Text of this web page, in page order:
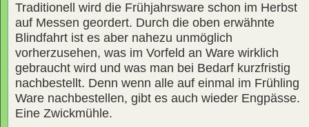
Traditionell wird die Frühjahrsware schon im Herbst
auf Messen geordert. Durch die oben erwähnte
Blindfahrt ist es aber nahezu unmöglich
vorherzusehen, was im Vorfeld an Ware wirklich
gebraucht wird und was man bei Bedarf kurzfristig
nachbestellt. Denn wenn alle auf einmal im Frühling
Ware nachbestellen, gibt es auch wieder Engpässe.
Eine Zwickmühle.